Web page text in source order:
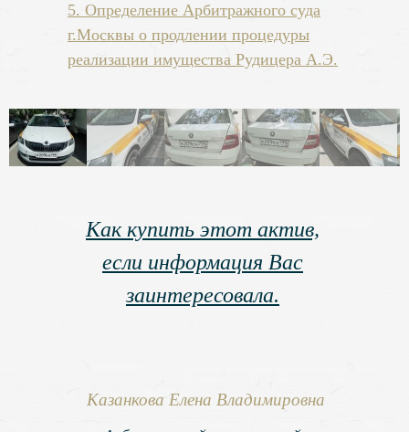
5. Определение Арбитражного суда
г.Москвы о продлении процедуры
реализации имущества Рудицера А.Э.
Как купить этот актив,
если информация Вас
заинтересовала.
Казанкова Елена Владимировна